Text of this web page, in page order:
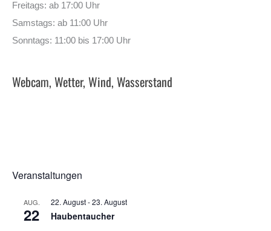
Freitags: ab 17:00 Uhr
Samstags: ab 11:00 Uhr
Sonntags: 11:00 bis 17:00 Uhr
Webcam, Wetter, Wind, Wasserstand
Veranstaltungen
AUG.
22
22. August-23. August
Haubentaucher